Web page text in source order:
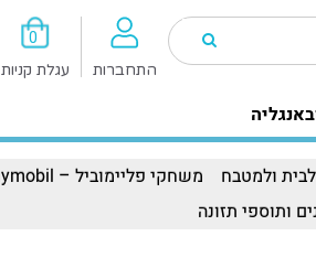
0
עגלת קניות התחברות
לבית ולמטבח
משחקי פליימוביל – Playmobil
ותוספי תזונה